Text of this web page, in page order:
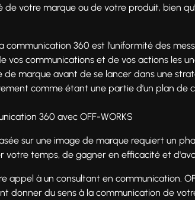
de votre marque ou de votre produit, bien
communication 360 est l’uniformité des
vos communications et de vos actions les
de marque avant de se lancer dans une
comme étant une partie d’un plan de
360 avec OFF-WORKS
sur une image de marque requiert un
votre temps, de gagner en efficacité et
appel à un consultant en communication.
donner du sens à la communication de